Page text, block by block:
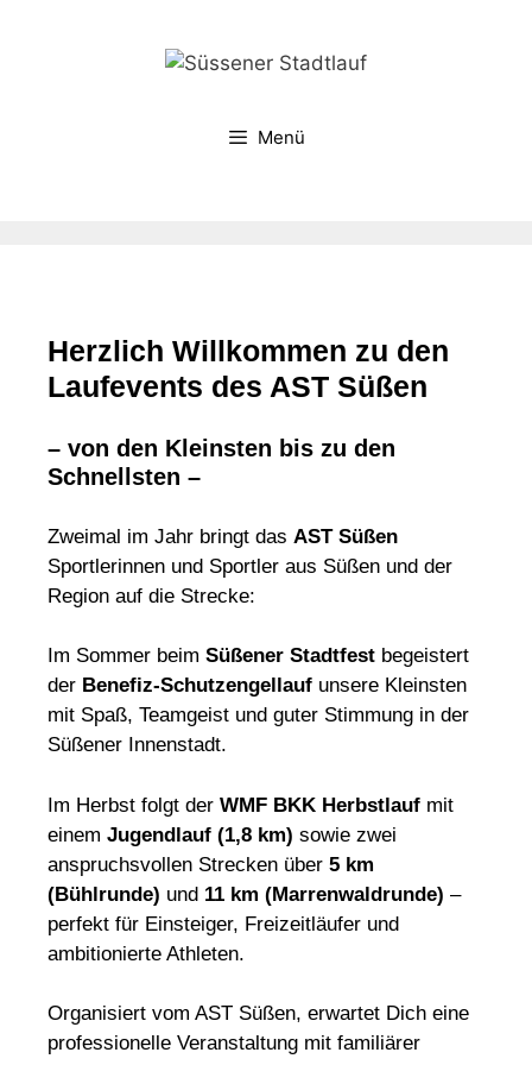
Menü
Herzlich Willkommen zu den
Laufevents des AST Süßen
– von den Kleinsten bis zu den
Schnellsten –
Zweimal im Jahr bringt das AST Süßen
Sportlerinnen und Sportler aus Süßen und der
Region auf die Strecke:
Im Sommer beim Süßener Stadtfest begeistert
der Benefiz-Schutzengellauf unsere Kleinsten
mit Spaß, Teamgeist und guter Stimmung in der
Süßener Innenstadt.
Im Herbst folgt der WMF BKK Herbstlauf mit
einem Jugendlauf (1,8 km) sowie zwei
anspruchsvollen Strecken über 5 km
(Bühlrunde) und 11 km (Marrenwaldrunde) –
perfekt für Einsteiger, Freizeitläufer und
ambitionierte Athleten.
Organisiert vom AST Süßen, erwartet Dich eine
professionelle Veranstaltung mit familiärer